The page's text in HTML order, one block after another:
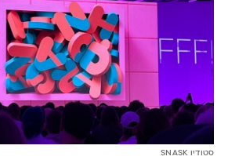
סטודיו SNASK